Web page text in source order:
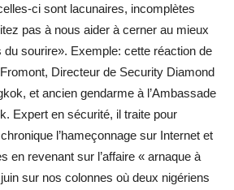
ci sont lacunaires, incomplètes
pas à nous aider à cerner au mieux
sourire». Exemple: cette réaction de
Directeur de Security Diamond
et ancien gendarme à l’Ambassade
Expert en sécurité, il traite pour
l’hameçonnage sur Internet et
en revenant sur l’affaire « arnaque à
sur nos colonnes où deux nigériens